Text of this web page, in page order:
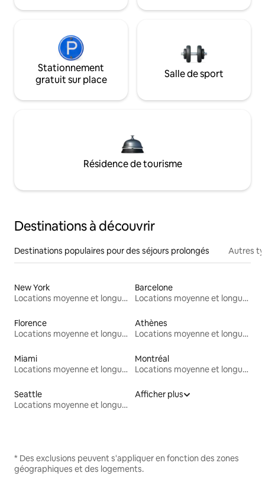
Stationnement
gratuit sur place
Salle de sport
Résidence de tourisme
Destinations à découvrir
Destinations populaires pour des séjours prolongés Autres
New York
Locations moyenne et longue durée
Barcelone
Locations moyenne et longue durée
Florence
Locations moyenne et longue durée
Athènes
Locations moyenne et longue durée
Miami
Locations moyenne et longue durée
Montréal
Locations moyenne et longue durée
Seattle
Locations moyenne et longue durée
Afficher plus
* Des exclusions peuvent s'appliquer en fonction des zones
géographiques et des logements.